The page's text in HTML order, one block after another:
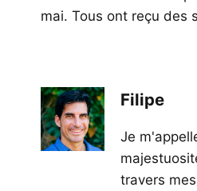
mai. Tous ont reçu des
Filipe
Je
travers